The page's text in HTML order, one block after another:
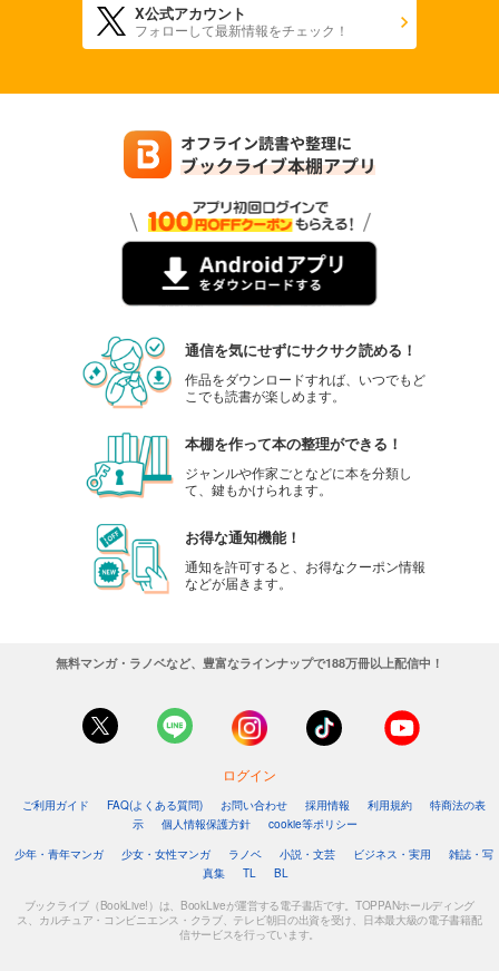
X公式アカウント
フォローして最新情報をチェック！
通信を気にせずにサクサク読める！
作品をダウンロードすれば、いつでもど
こでも読書が楽しめます。
本棚を作って本の整理ができる！
ジャンルや作家ごとなどに本を分類し
て、鍵もかけられます。
お得な通知機能！
通知を許可すると、お得なクーポン情報
などが届きます。
無料マンガ・ラノベなど、豊富なラインナップで188万冊以上配信中！
ログイン
ご利用ガイド FAQ(よくある質問) お問い合わせ 採用情報 利用規約
特商法の表
示
個人情報保護方針
cookie等ポリシー
少年・青年マンガ
少女・女性マンガ ラノベ 小説・文芸 ビジネス・実用
雑誌・写
真集
TL BL
ブックライブ（BookLive!）は、BookLiveが運営する電子書店です。TOPPANホールディング
ス、カルチュア・コンビニエンス・クラブ、テレビ朝日の出資を受け、日本最大級の電子書籍配
信サービスを行っています。